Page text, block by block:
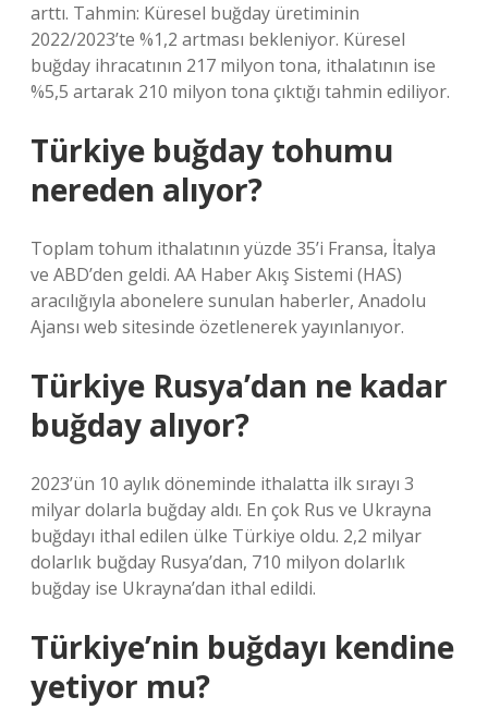
arttı. Tahmin: Küresel buğday üretiminin
2022/2023’te %1,2 artması bekleniyor. Küresel
buğday ihracatının 217 milyon tona, ithalatının ise
%5,5 artarak 210 milyon tona çıktığı tahmin ediliyor.
Türkiye buğday tohumu
nereden alıyor?
Toplam tohum ithalatının yüzde 35’i Fransa, İtalya
ve ABD’den geldi. AA Haber Akış Sistemi (HAS)
aracılığıyla abonelere sunulan haberler, Anadolu
Ajansı web sitesinde özetlenerek yayınlanıyor.
Türkiye Rusya’dan ne kadar
buğday alıyor?
2023’ün 10 aylık döneminde ithalatta ilk sırayı 3
milyar dolarla buğday aldı. En çok Rus ve Ukrayna
buğdayı ithal edilen ülke Türkiye oldu. 2,2 milyar
dolarlık buğday Rusya’dan, 710 milyon dolarlık
buğday ise Ukrayna’dan ithal edildi.
Türkiye’nin buğdayı kendine
yetiyor mu?